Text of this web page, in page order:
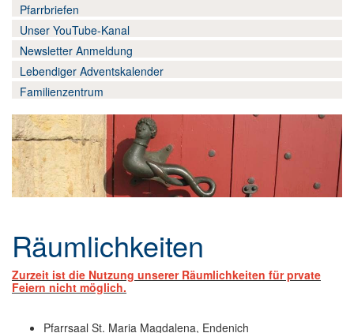
Datenschutz
Pfarrbriefen
Unser YouTube-Kanal
Newsletter Anmeldung
Lebendiger Adventskalender
Familienzentrum
Räumlichkeiten
Zurzeit ist die Nutzung unserer Räumlichkeiten für prvate
Feiern nicht möglich.
Pfarrsaal St. Maria Magdalena, Endenich